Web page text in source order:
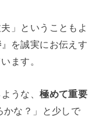
」ということもよ
』を誠実にお伝えす
ます。
ような、極めて重要
かな？」と少しで